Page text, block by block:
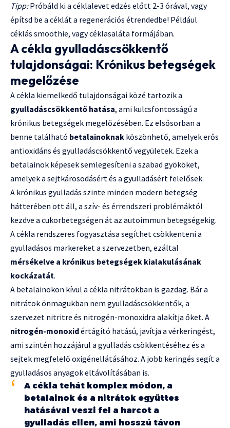
Tipp:Próbáld ki a céklalevet edzés előtt 2-3 órával, vagy
építsd be a céklát a regenerációs étrendedbe! Például
céklás smoothie, vagy céklasaláta formájában.
A cékla gyulladáscsökkentő
tulajdonságai: Krónikus betegségek
megelőzése
A cékla kiemelkedő tulajdonságai közé tartozik a
gyulladáscsökkentő hatása, ami kulcsfontosságú a
krónikus betegségek megelőzésében. Ez elsősorban a
benne található betalainoknak köszönhető, amelyek erős
antioxidáns és gyulladáscsökkentő vegyületek. Ezek a
betalainok képesek semlegesíteni a szabad gyököket,
amelyek a sejtkárosodásért és a gyulladásért felelősek.
A krónikus gyulladás szinte minden modern betegség
hátterében ott áll, a szív- és érrendszeri problémáktól
kezdve a cukorbetegségen át az autoimmun betegségekig.
A cékla rendszeres fogyasztása segíthet csökkenteni a
gyulladásos markereket a szervezetben, ezáltal
mérsékelve a krónikus betegségek kialakulásának
kockázatát.
A betalainokon kívül a cékla nitrátokban is gazdag. Bár a
nitrátok önmagukban nem gyulladáscsökkentők, a
szervezet nitritre és nitrogén-monoxidra alakítja őket. A
nitrogén-monoxidértágító hatású, javítja a vérkeringést,
ami szintén hozzájárul a gyulladás csökkentéséhez és a
sejtek megfelelő oxigénellátásához. A jobb keringés segít a
gyulladásos anyagok eltávolításában is.
A cékla tehát komplex módon, a
betalainok és a nitrátok együttes
hatásával veszi fel a harcot a
gyulladás ellen, ami hosszú távon